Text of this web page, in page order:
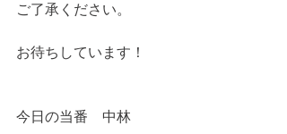
ご了承ください。
お待ちしています！
今日の当番　中林